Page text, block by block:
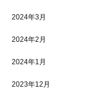
2024年3月
2024年2月
2024年1月
2023年12月